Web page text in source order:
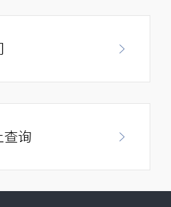
沙田站 A3 出口）
询